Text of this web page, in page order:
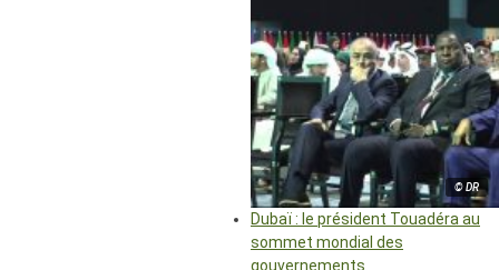
© DR
Dubaï : le président Touadéra au
sommet mondial des
gouvernements